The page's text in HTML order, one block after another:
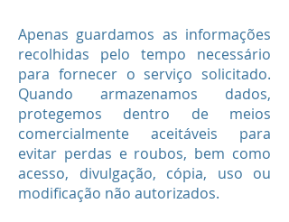
Apenas guardamos as informações
recolhidas pelo tempo necessário
para fornecer o serviço solicitado.
Quando armazenamos dados,
protegemos dentro de meios
comercialmente aceitáveis ​​para
evitar perdas e roubos, bem como
acesso, divulgação, cópia, uso ou
modificação não autorizados.